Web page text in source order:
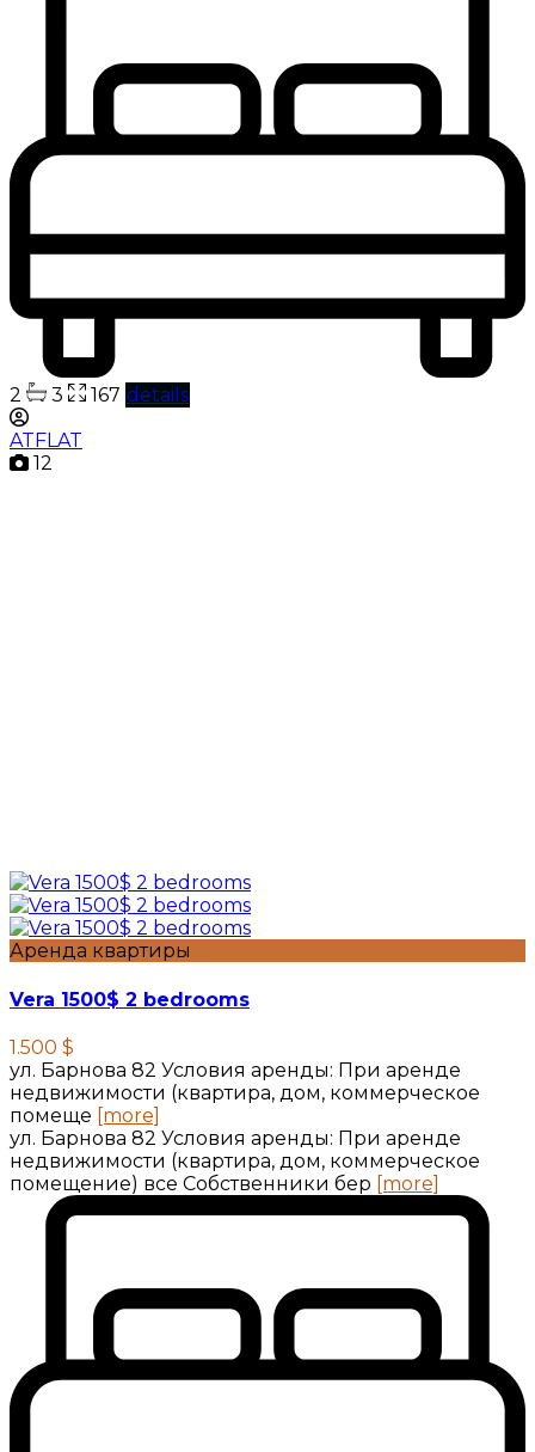
2 3 167 details
ATFLAT
12
Аренда квартиры
Vera 1500$ 2 bedrooms
1.500 $
ул. Барнова 82 Условия аренды: При аренде
недвижимости (квартира, дом, коммерческое
помеще [more]
ул. Барнова 82 Условия аренды: При аренде
недвижимости (квартира, дом, коммерческое
помещение) все Собственники бер [more]